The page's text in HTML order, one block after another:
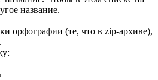
название.
орфографии (те, что в zip-архиве),
.